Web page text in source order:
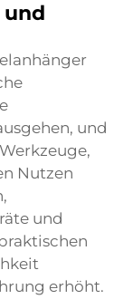
und
Nutzen
und
erhöht.